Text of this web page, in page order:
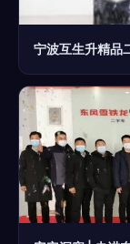
宁波互生升精品